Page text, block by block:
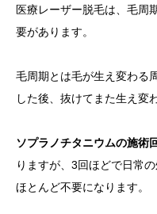
医療レーザー脱毛は、毛周
要があります。
毛周期とは毛が生え変わる
した後、抜けてまた生え変
ソプラノチタニウムの施術
りますが、3回ほどで日常
ほとんど不要になります。